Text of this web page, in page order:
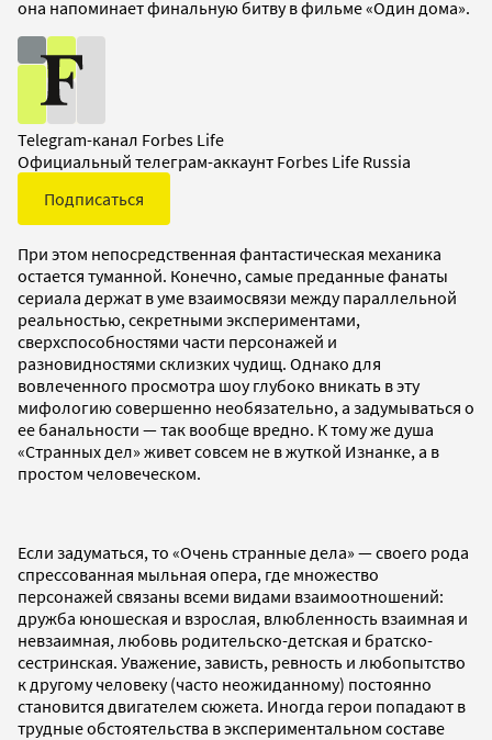
она напоминает финальную битву в фильме «Один дома».
Telegram-канал Forbes Life
Официальный телеграм-аккаунт Forbes Life Russia
Подписаться
При этом непосредственная фантастическая механика
остается туманной. Конечно, самые преданные фанаты
сериала держат в уме взаимосвязи между параллельной
реальностью, секретными экспериментами,
сверхспособностями части персонажей и
разновидностями склизких чудищ. Однако для
вовлеченного просмотра шоу глубоко вникать в эту
мифологию совершенно необязательно, а задумываться о
ее банальности — так вообще вредно. К тому же душа
«Странных дел» живет совсем не в жуткой Изнанке, а в
простом человеческом.
Если задуматься, то «Очень странные дела» — своего рода
спрессованная мыльная опера, где множество
персонажей связаны всеми видами взаимоотношений:
дружба юношеская и взрослая, влюбленность взаимная и
невзаимная, любовь родительско-детская и братско-
сестринская. Уважение, зависть, ревность и любопытство
к другому человеку (часто неожиданному) постоянно
становится двигателем сюжета. Иногда герои попадают в
трудные обстоятельства в экспериментальном составе